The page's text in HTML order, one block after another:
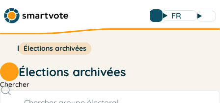
FR
Élections archivées
Élections archivées
Chercher